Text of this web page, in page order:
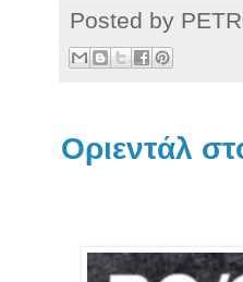
Posted by
Οριεντάλ